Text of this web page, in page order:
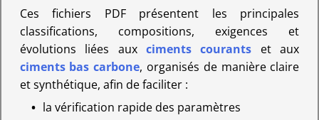
Ces fichiers PDF présentent les principales
classifications, compositions, exigences et
évolutions liées aux ciments courants et aux
ciments bas carbone, organisés de manière claire
et synthétique, afin de faciliter :
la vérification rapide des paramètres